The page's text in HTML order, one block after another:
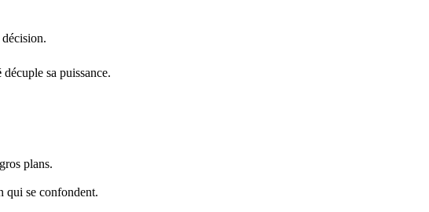
décuple sa puissance.
plans.
se confondent.